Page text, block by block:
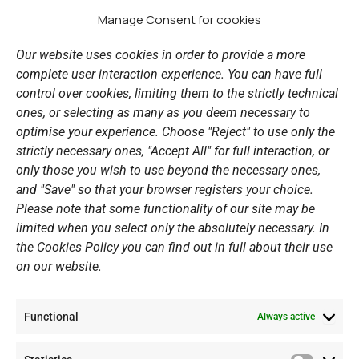
Manage Consent for cookies
Our website uses cookies in order to provide a more
complete user interaction experience. You can have full
control over cookies, limiting them to the strictly technical
ones, or selecting as many as you deem necessary to
optimise your experience. Choose "Reject" to use only the
strictly necessary ones, "Accept All" for full interaction, or
only those you wish to use beyond the necessary ones,
and "Save" so that your browser registers your choice.
Please note that some functionality of our site may be
limited when you select only the absolutely necessary. In
the Cookies Policy you can find out in full about their use
on our website.
Functional Always active
b
o
k
a
r
a
m
u
e
e
i
n
Sports Academy
Open Water Swimming Crossing
Sponsors
Summer Camps
PERSONAL DATA
Website Policy
Cookie Policy
General Policy NOV
Summer Camp Update